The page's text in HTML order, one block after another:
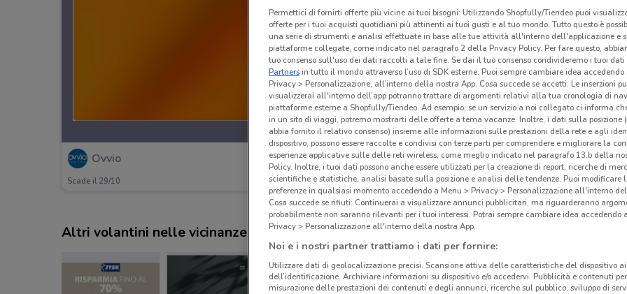
Ovvio
Scade il 29/10 25 km
Altri volantini nelle vicinanze
il
i
per
Permettici di fornirti offerte più vicine ai tuoi bisogni: Utilizzando Shopfully/Tiendeo puoi
offerte per i tuoi acquisti quotidiani più attinenti ai tuoi gusti e al tuo mondo. Tutto questo è
una serie di strumenti e analisi effettuate in base alle tue attività all'interno dell'applicazione e
piattaforme collegate, come indicato nel paragrafo 2 della Privacy Policy. Per fare questo,
tuo consenso sull'uso dei dati raccolti a tale fine. Se dai il tuo consenso condivideremo i tuoi dati
Partnersin tutto il mondo attraverso l’uso di SDK esterne. Puoi sempre cambiare idea accedendo
Privacy > Personalizzazione, all’interno della nostra App. Cosa succede se accetti: Le inserzioni
visualizzerai all'interno dell’app potranno trattare di argomenti relativi alla tua cronologia di
piattaforme esterne a Shopfully/Tiendeo. Ad esempio, se un servizio a noi collegato ci informa
in un sito di viaggi, potremo mostrarti delle offerte a tema vacanze. Inoltre, i dati sulla posizione
abbia fornito il relativo consenso) insieme alle informazioni sulle prestazioni della rete e agli
dispositivo, possono essere raccolte e condivisi con terze parti per comprendere e migliorare la
esperienze applicative sulle delle reti wireless, come meglio indicato nel paragrafo 13.b della
Policy. Inoltre, i tuoi dati possono anche essere utilizzati per la creazione di report, ricerche di
scientifiche e statistiche, analisi basate sulla posizione e analisi delle tendenze. Puoi modificare
preferenze in qualsiasi momento accedendo a Menu > Privacy > Personalizzazione all'interno
Cosa succede se rifiuti: Continuerai a visualizzare annunci pubblicitari, ma riguarderanno
probabilmente non saranno rilevanti per i tuoi interessi. Potrai sempre cambiare idea accedendo
Privacy > Personalizzazione all'interno della nostra App.
Noi e i nostri partner trattiamo i dati per fornire:
Utilizzare dati di geolocalizzazione precisi. Scansione attiva delle caratteristiche del dispositivo
dell’identificazione. Archiviare informazioni su dispositivo e/o accedervi. Pubblicità e contenuti
misurazione delle prestazioni dei contenuti e degli annunci, ricerche sul pubblico, sviluppo di